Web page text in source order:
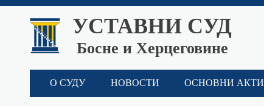
УСТАВНИ СУД
Босне и Херцеговине
О СУДУ НОВОСТИ ОСНОВНИ АКТИ